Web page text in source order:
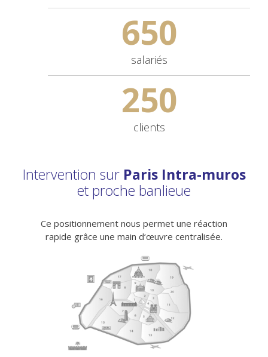
650
salariés
250
clients
Intervention sur Paris Intra-muros
et proche banlieue
Ce positionnement nous permet une réaction
rapide grâce une main d‘œuvre centralisée.